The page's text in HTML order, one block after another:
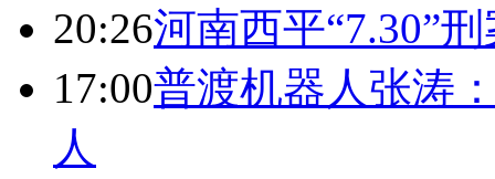
20:26河南西平“7.30”
17:00普渡机器人张涛
人